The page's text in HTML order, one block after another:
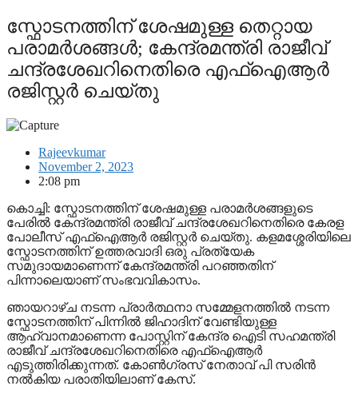
സ്ഫോടനത്തിന് ശേഷമുള്ള തെറ്റായ
പരാമര്‍ശങ്ങള്‍; കേന്ദ്രമന്ത്രി രാജീവ്
ചന്ദ്രശേഖറിനെതിരെ എഫ്ഐആര്‍
രജിസ്റ്റര്‍ ചെയ്തു
Rajeevkumar
November 2, 2023
2:08 pm
കൊച്ചി: സ്ഫോടനത്തിന് ശേഷമുള്ള പരാമര്‍ശങ്ങളുടെ
പേരില്‍ കേന്ദ്രമന്ത്രി രാജീവ് ചന്ദ്രശേഖറിനെതിരെ കേരള
പോലീസ് എഫ്ഐആര്‍ രജിസ്റ്റര്‍ ചെയ്തു. കളമശ്ശേരിയിലെ
സ്ഫോടനത്തിന് ഉത്തരവാദി ഒരു പ്രത്യേക
സമുദായമാണെന്ന് കേന്ദ്രമന്ത്രി പറഞ്ഞതിന്
പിന്നാലെയാണ് സംഭവവികാസം.
ഞായറാഴ്ച നടന്ന പ്രാര്‍ത്ഥനാ സമ്മേളനത്തില്‍ നടന്ന
സ്ഫോടനത്തിന് പിന്നില്‍ ജിഹാദിന് വേണ്ടിയുള്ള
ആഹ്വാനമാണെന്ന പോസ്റ്റിന് കേന്ദ്ര ഐടി സഹമന്ത്രി
രാജീവ് ചന്ദ്രശേഖറിനെതിരെ എഫ്ഐആര്‍
എടുത്തിരിക്കുന്നത്. കോണ്‍ഗ്രസ് നേതാവ് പി സരിന്‍
നല്‍കിയ പരാതിയിലാണ് കേസ്.